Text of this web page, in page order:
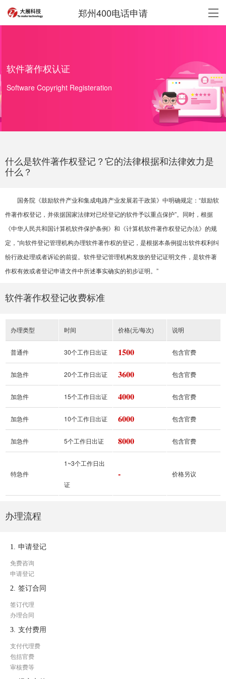
郑州400电话申请
软件著作权认证
Software Copyright Registeration
什么是软件著作权登记？它的法律根据和法律效力是
什么？
国务院《鼓励软件产业和集成电路产业发展若干政策》中明确规定：“鼓励软
件著作权登记，并依据国家法律对已经登记的软件予以重点保护”。同时，根据
《中华人民共和国计算机软件保护条例》和《计算机软件著作权登记办法》的规
定，“向软件登记管理机构办理软件著作权的登记，是根据本条例提出软件权利纠
纷行政处理或者诉讼的前提。软件登记管理机构发放的登记证明文件，是软件著
作权有效或者登记申请文件中所述事实确实的初步证明。”
软件著作权登记收费标准
办理类型 时间 价格(元/每次) 说明
普通件 30个工作日出证 1500 包含官费
加急件 20个工作日出证 3600 包含官费
加急件 15个工作日出证 4000 包含官费
加急件 10个工作日出证 6000 包含官费
加急件 5个工作日出证 8000 包含官费
特急件
1~3个工作日出
证
- 价格另议
办理流程
1. 申请登记
免费咨询
申请登记
2. 签订合同
签订代理
办理合同
3. 支付费用
支付代理费
包括官费
审核费等